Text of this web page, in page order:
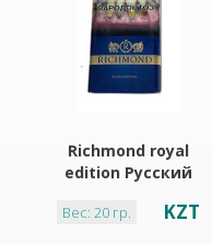
Richmond royal
edition Русский
Вес: 20 гр. KZT